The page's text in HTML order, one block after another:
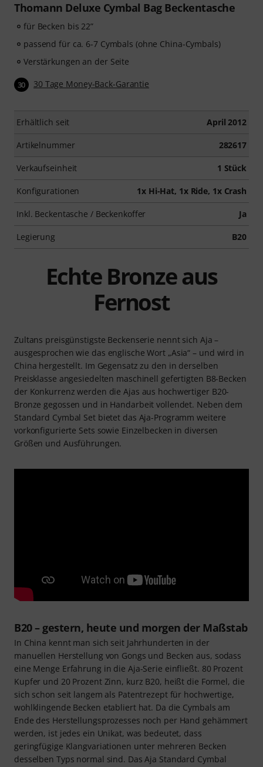
Thomann Deluxe Cymbal Bag Beckentasche
für Becken bis 22”
passend für ca. 6-7 Cymbals (ohne China-Cymbals)
Verstärkungen an der Seite
30 30 Tage Money-Back-Garantie
Erhältlich seit April 2012
Artikelnummer 282617
Verkaufseinheit 1 Stück
Konfigurationen 1x Hi-Hat, 1x Ride, 1x Crash
Inkl. Beckentasche / Beckenkoffer Ja
Legierung B20
Echte Bronze aus
Fernost
Zultans preisgünstigste Beckenserie nennt sich Aja –
ausgesprochen wie das englische Wort „Asia“ – und wird in
China hergestellt. Im Gegensatz zu den in derselben
Preisklasse angesiedelten maschinell gefertigten B8-Becken
der Konkurrenz werden die Ajas aus hochwertiger B20-
Bronze gegossen und in Handarbeit vollendet. Neben dem
Standard Cymbal Set bietet das Aja-Programm weitere
vorkonfigurierte Sets sowie Einzelbecken in diversen
Größen und Ausführungen.
B20 – gestern, heute und morgen der Maßstab
In China kennt man sich seit Jahrhunderten in der
manuellen Herstellung von Gongs und Becken aus, sodass
eine Menge Erfahrung in die Aja-Serie einfließt. 80 Prozent
Kupfer und 20 Prozent Zinn, kurz B20, heißt die Formel, die
sich schon seit langem als Patentrezept für hochwertige,
wohlklingende Becken etabliert hat. Da die Cymbals am
Ende des Herstellungsprozesses noch per Hand gehämmert
werden, ist jedes ein Unikat, was bedeutet, dass
geringfügige Klangvariationen unter mehreren Becken
desselben Typs normal sind. Das Aja Standard Cymbal